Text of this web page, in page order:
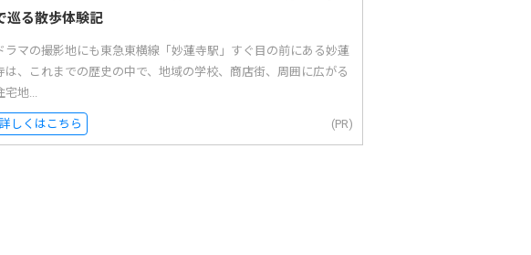
巡る散歩体験記
ラマの撮影地にも東急東横線「妙蓮寺駅」すぐ目の前にある妙蓮
は、これまでの歴史の中で、地域の学校、商店街、周囲に広がる
宅地...
詳しくはこちら (PR)